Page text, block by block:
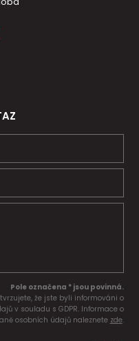
Pole označena * jsou povinná.
že jste byli informováni o
v souladu s GDPR. Informace o
osobních údajů naleznete zde.